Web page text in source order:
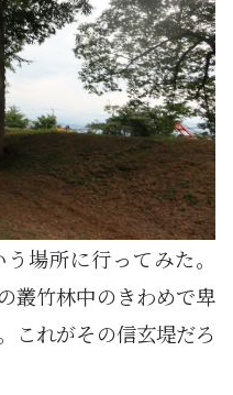
場所に行ってみた。
叢竹林中のきわめで卑
これがその信玄堤だろ